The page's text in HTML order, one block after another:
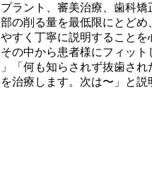
ラント、審美治療、歯科矯
の削る量を最低限にとど
すく丁寧に説明することを
の中から患者様にフィッ
「何も知らされず抜歯され
治療します。次は〜」と